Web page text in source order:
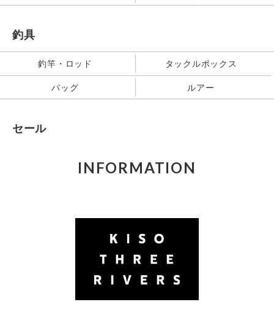
釣具
釣竿・ロッド タックルボックス
バッグ ルアー
セール
INFORMATION